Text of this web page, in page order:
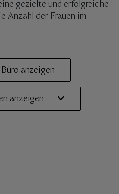
gezielte und erfolgreiche
Anzahl der Frauen im
anzeigen
anzeigen